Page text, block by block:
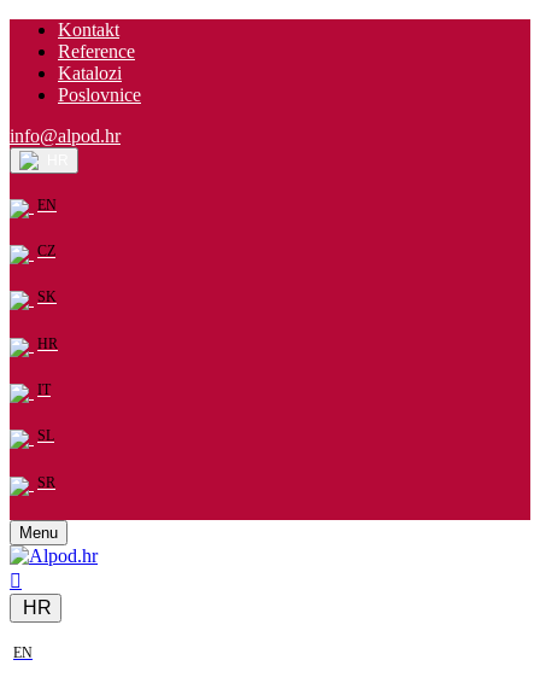
Kontakt
Reference
Katalozi
Poslovnice
info@alpod.hr
EN
CZ
SK
HR
IT
SL
SR
Menu
HR
EN